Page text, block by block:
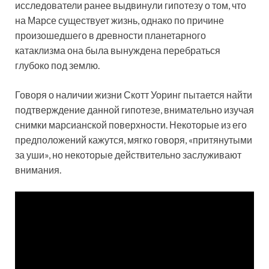
исследователи ранее выдвинули гипотезу о том, что
на Марсе существует жизнь, однако по причине
произошедшего в древности планетарного
катаклизма она была вынуждена перебраться
глубоко под землю.
Говоря о наличии жизни Скотт Уоринг пытается найти
подтверждение данной гипотезе, внимательно изучая
снимки марсианской поверхности. Некоторые из его
предположений кажутся, мягко говоря, «притянутыми
за уши», но некоторые действительно заслуживают
внимания.